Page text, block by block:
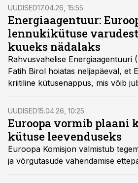
UUDISED17.04.26, 15:55
Energiaagentuur:
lennukikütuse
kuueks nädalaks
Rahvusvahelise Energiaagentuuri
Fatih Birol hoiatas neljapäeval, et
kriitiline kütusenappus, mis võib
kaasa massilised lendude
UUDISED15.04.26, 10:25
Euroopa vormib plaani
kütuse leevenduseks
Euroopa Komisjon valmistub
ja võrgutasude vähendamise